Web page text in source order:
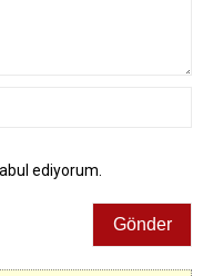
ediyorum.